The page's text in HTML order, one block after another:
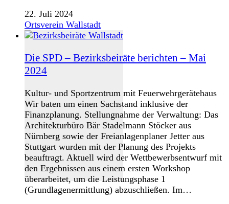
22. Juli 2024
Ortsverein Wallstadt
Die SPD – Bezirksbeiräte berichten – Mai
2024
Kultur- und Sportzentrum mit Feuerwehrgerätehaus
Wir baten um einen Sachstand inklusive der
Finanzplanung. Stellungnahme der Verwaltung: Das
Architekturbüro Bär Stadelmann Stöcker aus
Nürnberg sowie der Freianlagenplaner Jetter aus
Stuttgart wurden mit der Planung des Projekts
beauftragt. Aktuell wird der Wettbewerbsentwurf mit
den Ergebnissen aus einem ersten Workshop
überarbeitet, um die Leistungsphase 1
(Grundlagenermittlung) abzuschließen. Im…